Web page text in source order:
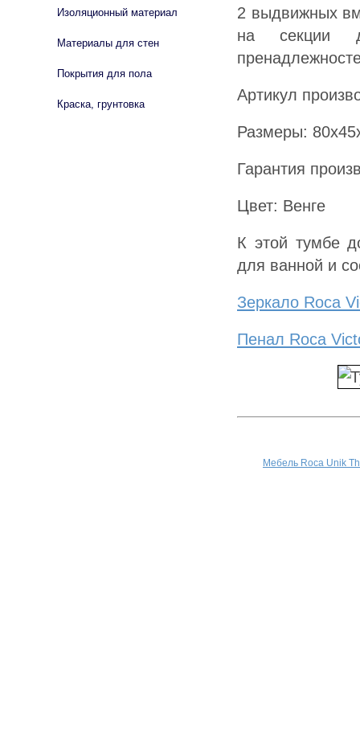
2 выдвижных
на секции
Артикул
Размеры:
Гарантия
Цвет: Венге
К этой тумбе
для ванной и
Зеркало Roca
Пенал Roca
Мебель Roca Unik
Изоляционный материал
Материалы для стен
Покрытия для пола
Краска, грунтовка